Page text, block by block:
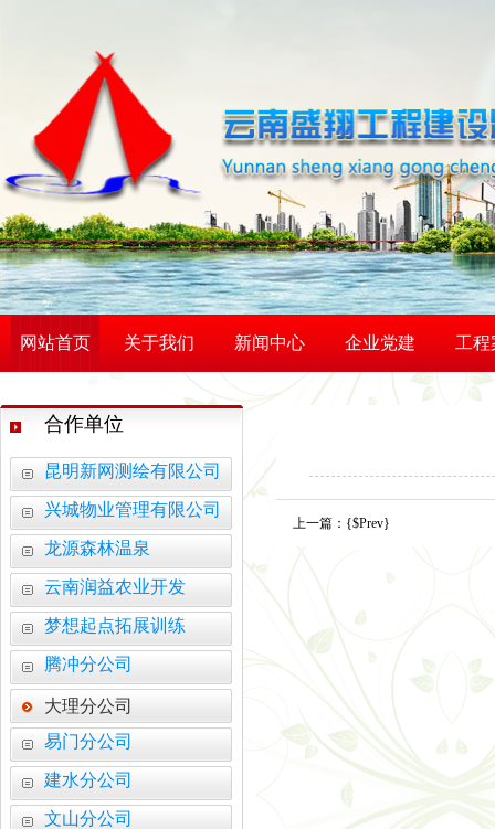
网站首页 关于我们 新闻中心 企业党建 工程
合作单位
昆明新网测绘有限公司
兴城物业管理有限公司
龙源森林温泉
云南润益农业开发
梦想起点拓展训练
腾冲分公司
大理分公司
易门分公司
建水分公司
文山分公司
上一篇： {$Prev}